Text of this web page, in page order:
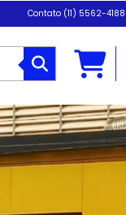
(11) 5562-4188